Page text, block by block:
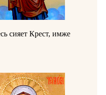
сияет Крест, имже